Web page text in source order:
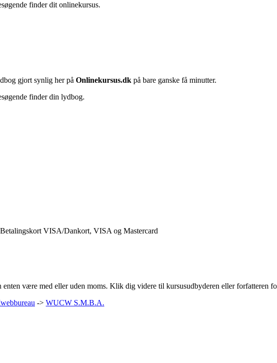
finder dit onlinekursus.
gjort synlig her på Onlinekursus.dk på bare ganske få minutter.
finder din lydbog.
være med eller uden moms. Klik dig videre til kursusudbyderen eller forfatteren
-> WUCW S.M.B.A.